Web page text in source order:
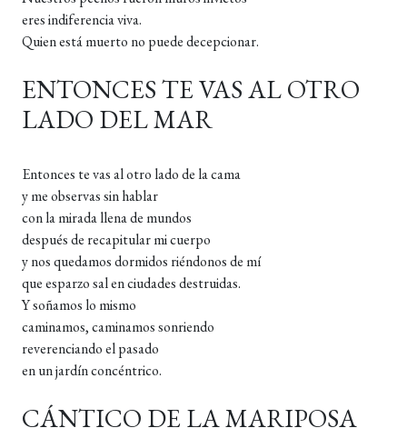
eres indiferencia viva.
Quien está muerto no puede decepcionar.
ENTONCES TE VAS AL OTRO
LADO DEL MAR
Entonces te vas al otro lado de la cama
y me observas sin hablar
con la mirada llena de mundos
después de recapitular mi cuerpo
y nos quedamos dormidos riéndonos de mí
que esparzo sal en ciudades destruidas.
Y soñamos lo mismo
caminamos, caminamos sonriendo
reverenciando el pasado
en un jardín concéntrico.
CÁNTICO DE LA MARIPOSA